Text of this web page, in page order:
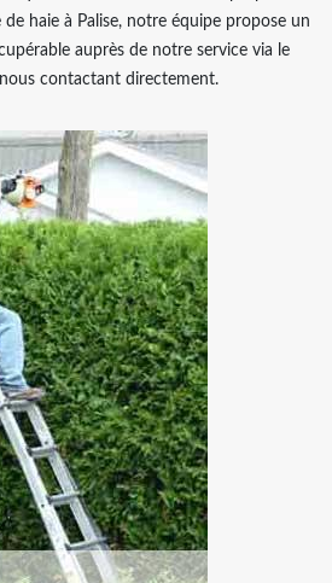
haie à Palise, notre équipe propose un
auprès de notre service via le
contactant directement.